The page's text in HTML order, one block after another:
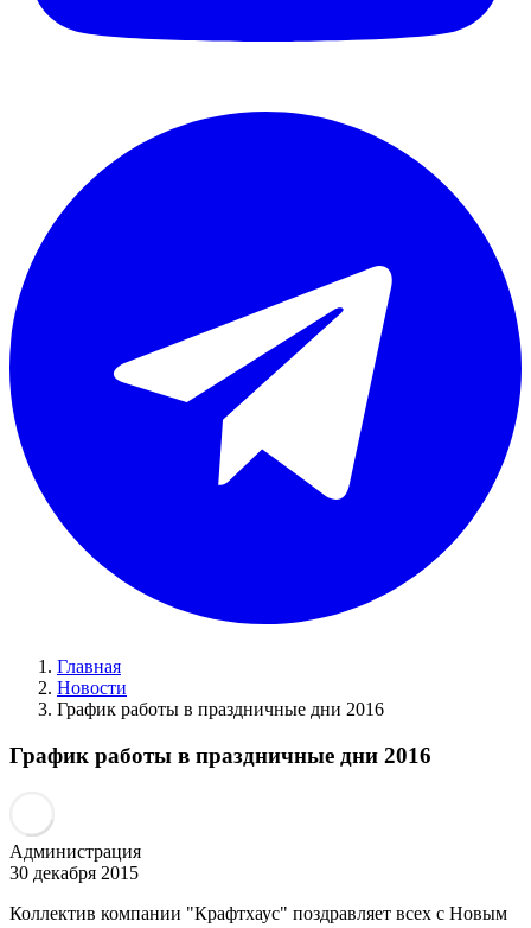
Главная
Новости
График работы в праздничные дни 2016
График работы в праздничные дни 2016
Администрация
30 декабря 2015
Коллектив компании "Крафтхаус" поздравляет всех с Новым